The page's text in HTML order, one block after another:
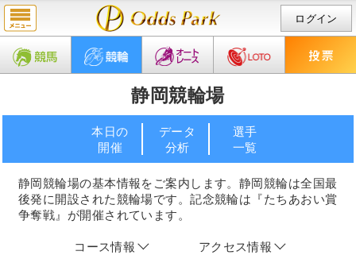
ログイン
静岡競輪場
本日の
開催
データ
分析
選手
一覧
静岡競輪場の基本情報をご案内します。静岡競輪は全国最
後発に開設された競輪場です。記念競輪は『たちあおい賞
争奪戦』が開催されています。
コース情報
アクセス情報